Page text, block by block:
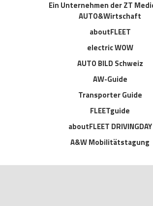
Ein Unternehmen der ZT
AUTO&Wirtschaft
aboutFLEET
electric WOW
AUTO BILD Schweiz
AW-Guide
Transporter Guide
FLEETguide
aboutFLEET DRIVINGDAY
A&W Mobilitätstagung